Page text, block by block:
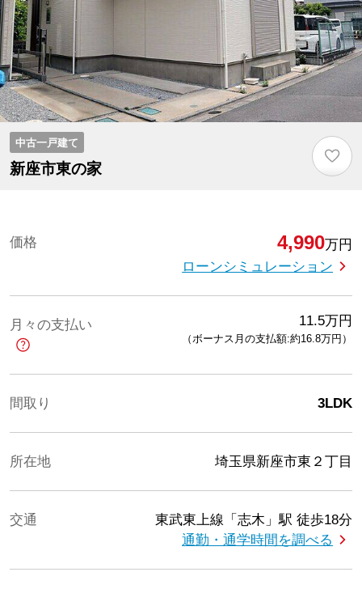
中古一戸建て
新座市東の家
♡
価格 4,990万円
ローンシミュレーション
月々の支払い 11.5万円
（ボーナス月の支払額:約16.8万円 ）
間取り 3LDK
所在地 埼玉県新座市東２丁目
交通 東武東上線「志木」駅 徒歩18分
通勤・通学時間を調べる